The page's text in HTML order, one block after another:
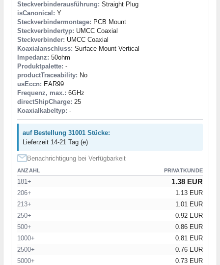
Steckverbinderausführung: Straight Plug
isCanonical: Y
Steckverbindermontage: PCB Mount
Steckverbindertyp: UMCC Coaxial
Steckverbinder: UMCC Coaxial
Koaxialanschluss: Surface Mount Vertical
Impedanz: 50ohm
Produktpalette: -
productTraceability: No
usEccn: EAR99
Frequenz, max.: 6GHz
directShipCharge: 25
Koaxialkabeltyp: -
auf Bestellung 31001 Stücke:
Lieferzeit 14-21 Tag (e)
Benachrichtigung bei Verfügbarkeit
ANZAHL PRIVATKUNDE
181+ 1.38 EUR
206+
1.13 EUR
213+
1.01 EUR
250+
0.92 EUR
500+
0.86 EUR
1000+
0.81 EUR
2500+
0.76 EUR
5000+
0.73 EUR